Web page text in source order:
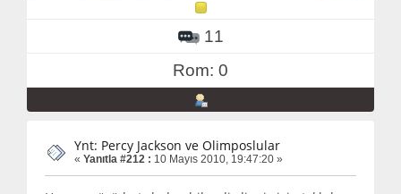
11
Rom: 0
Ynt: Percy Jackson ve Olimposlular
« Yanıtla #212 : 10 Mayıs 2010, 19:47:20 »